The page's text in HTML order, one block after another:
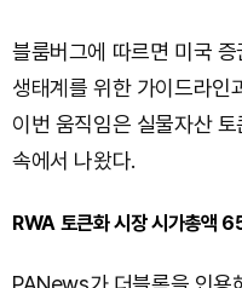
블룸버그에 따르면 미국
생태계를 위한 가이드라인
이번 움직임은 실물자산
속에서 나왔다.
RWA 토큰화 시장 시가총액